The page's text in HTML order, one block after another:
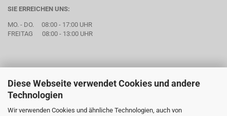
Diese Webseite verwendet Cookies und andere
Technologien
Wir verwenden Cookies und ähnliche Technologien, auch von
SIE ERREICHEN UNS:
MO. - DO. 08:00 - 17:00 UHR
FREITAG 08:00 - 13:00 UHR